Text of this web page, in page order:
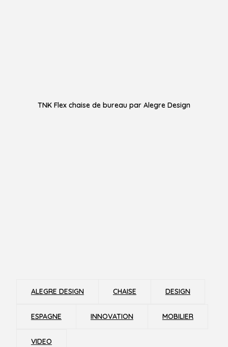
TNK Flex chaise de bureau par Alegre Design
ALEGRE DESIGN CHAISE DESIGN
ESPAGNE INNOVATION MOBILIER
VIDEO